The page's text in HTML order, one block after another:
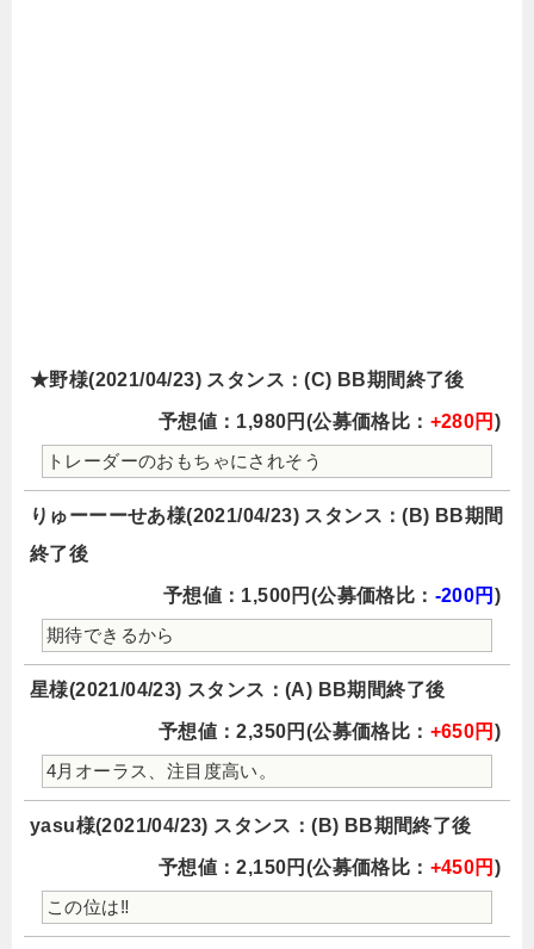
★野様(2021/04/23) スタンス：(C) BB期間終了後
予想値：1,980円(公募価格比： +280円 )
トレーダーのおもちゃにされそう
りゅーーーせあ様(2021/04/23) スタンス：(B) BB期間
終了後
予想値：1,500円(公募価格比： -200円 )
期待できるから
星様(2021/04/23) スタンス：(A) BB期間終了後
予想値：2,350円(公募価格比： +650円 )
4月オーラス、注目度高い。
yasu様(2021/04/23) スタンス：(B) BB期間終了後
予想値：2,150円(公募価格比： +450円 )
この位は‼